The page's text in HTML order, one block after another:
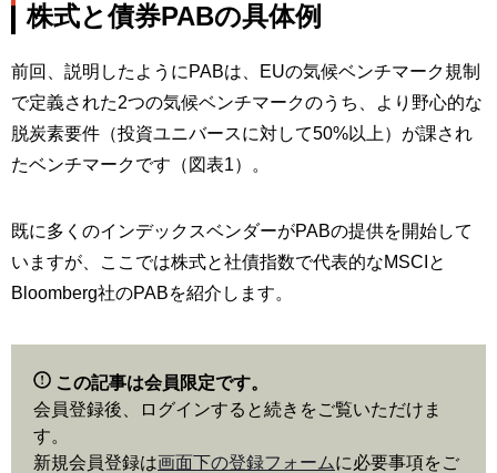
株式と債券PABの具体例
前回、説明したようにPABは、EUの気候ベンチマーク規制
で定義された2つの気候ベンチマークのうち、より野心的な
脱炭素要件（投資ユニバースに対して50%以上）が課され
たベンチマークです（図表1）。
既に多くのインデックスベンダーがPABの提供を開始して
いますが、ここでは株式と社債指数で代表的なMSCIと
Bloomberg社のPABを紹介します。
この記事は会員限定です。
会員登録後、ログインすると続きをご覧いただけま
す。
新規会員登録は画面下の登録フォームに必要事項をご